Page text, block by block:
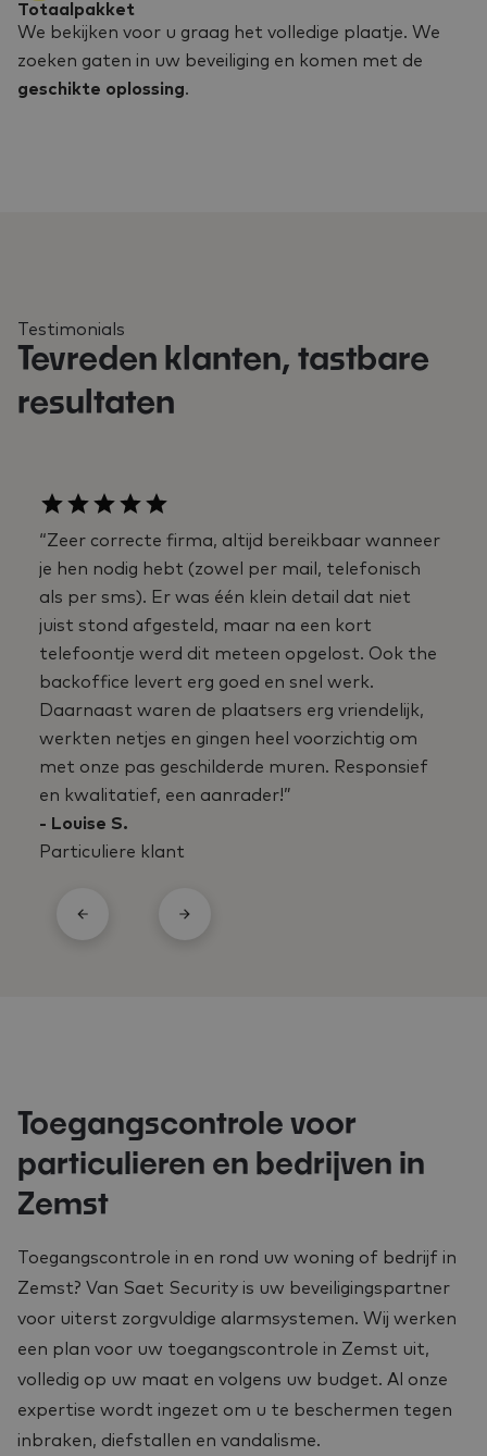
Totaalpakket
We bekijken voor u graag het volledige plaatje. We
zoeken gaten in uw beveiliging en komen met de
geschikte oplossing.
Testimonials
Tevreden klanten, tastbare
resultaten
“Zeer correcte firma, altijd bereikbaar wanneer
je hen nodig hebt (zowel per mail, telefonisch
als per sms). Er was één klein detail dat niet
juist stond afgesteld, maar na een kort
telefoontje werd dit meteen opgelost. Ook the
backoffice levert erg goed en snel werk.
Daarnaast waren de plaatsers erg vriendelijk,
werkten netjes en gingen heel voorzichtig om
met onze pas geschilderde muren. Responsief
en kwalitatief, een aanrader!”
- Louise S.
Particuliere klant
Toegangscontrole voor
particulieren en bedrijven in
Zemst
Toegangscontrole in en rond uw woning of bedrijf in
Zemst? Van Saet Security is uw beveiligingspartner
voor uiterst zorgvuldige alarmsystemen. Wij werken
een plan voor uw toegangscontrole in Zemst uit,
volledig op uw maat en volgens uw budget. Al onze
expertise wordt ingezet om u te beschermen tegen
inbraken, diefstallen en vandalisme.